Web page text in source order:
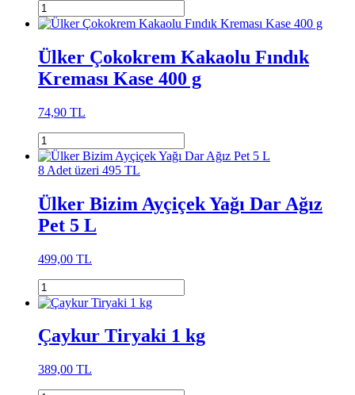
Ülker Çokokrem Kakaolu Fındık
Kreması Kase 400 g
74,90 TL
8 Adet üzeri 495 TL
Ülker Bizim Ayçiçek Yağı Dar Ağız
Pet 5 L
499,00 TL
Çaykur Tiryaki 1 kg
389,00 TL